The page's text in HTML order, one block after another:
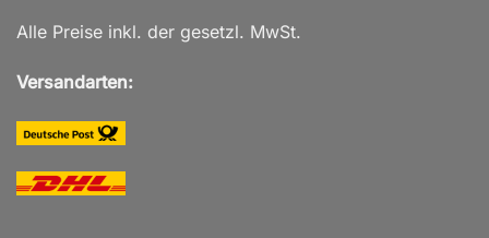
Alle Preise inkl. der gesetzl. MwSt.
Versandarten: